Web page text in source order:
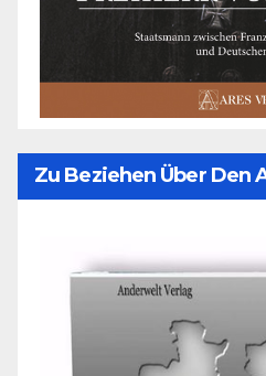
Zu Beziehen Über Den